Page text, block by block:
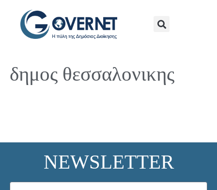
δημος θεσσαλονικης
NEWSLETTER